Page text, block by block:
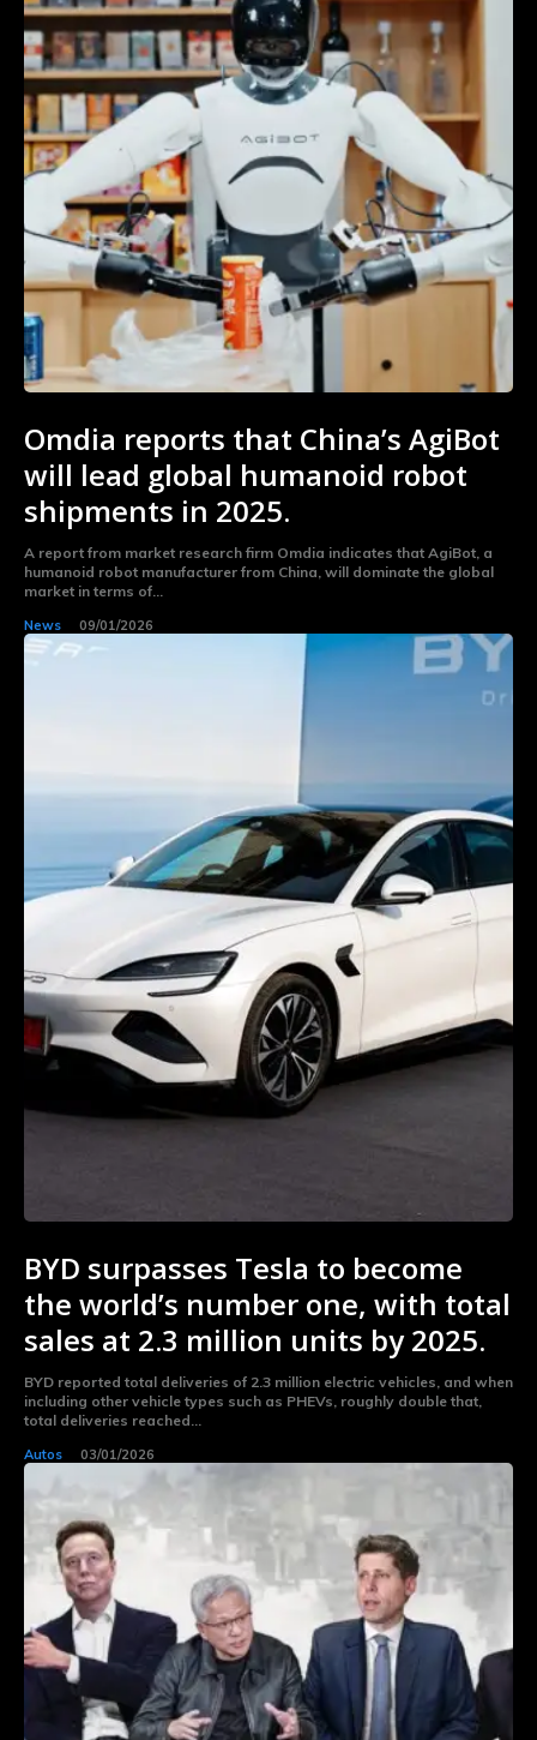
Omdia reports that China’s AgiBot
will lead global humanoid robot
shipments in 2025.
A report from market research firm Omdia indicates that AgiBot, a
humanoid robot manufacturer from China, will dominate the global
market in terms of...
News 09/01/2026
BYD surpasses Tesla to become
the world’s number one, with total
sales at 2.3 million units by 2025.
BYD reported total deliveries of 2.3 million electric vehicles, and when
including other vehicle types such as PHEVs, roughly double that,
total deliveries reached...
Autos 03/01/2026